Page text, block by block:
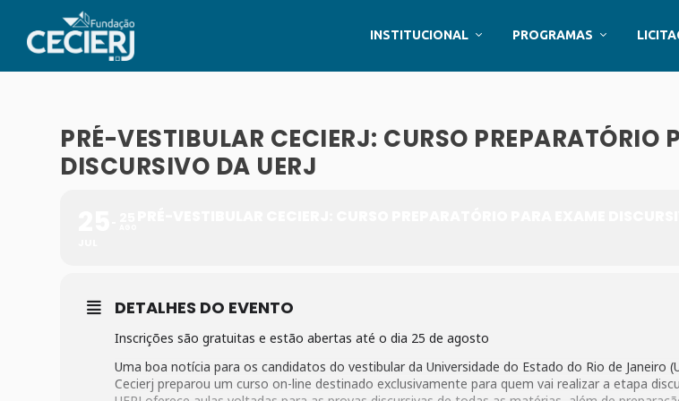
INSTITUCIONAL PROGRAMAS
PRÉ-VESTIBULAR CECIERJ: CURSO PREPARATÓRIO
DISCURSIVO DA UERJ
DETALHES DO EVENTO
Inscrições são gratuitas e estão abertas até o dia 25 de agosto
Uma boa notícia para os candidatos do vestibular da Universidade do Estado do Rio de Janeiro
Cecierj preparou um curso on-line destinado exclusivamente para quem vai realizar a etapa